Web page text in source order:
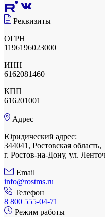
Реквизиты
ОГРН
1196196023000
ИНН
6162081460
КПП
616201001
Адрес
Юридический адрес:
344041, Ростовская область,
г. Ростов-на-Дону, ул.
Email
info@rostms.ru
Телефон
8 800 555-04-71
Режим работы